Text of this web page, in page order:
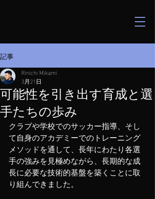
記事
可能性を引き出す育成と選
手たちの歩み
Rinichi Mikami
3月21日
クラブや学校でのサッカー指導、そし
て自身のアカデミーでのトレーニング
メソッドを通して、長年にわたり各選
手の強みを見極めながら、長期的な成
長に必要な技術的基盤を築くことに取
り組んできました。